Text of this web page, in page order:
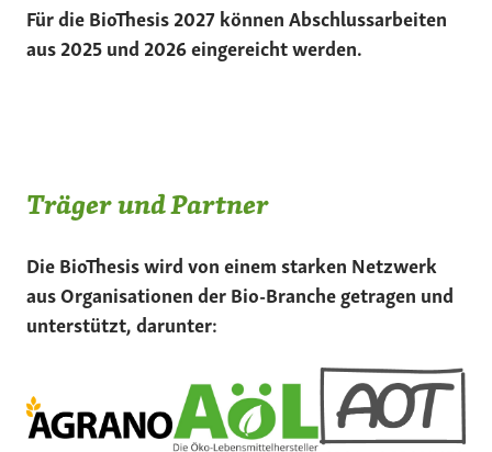
Für die BioThesis 2027 können Abschlussarbeiten
aus 2025 und 2026 eingereicht werden.
Träger und Partner
Die BioThesis wird von einem starken Netzwerk
aus Organisationen der Bio-Branche getragen und
unterstützt, darunter: